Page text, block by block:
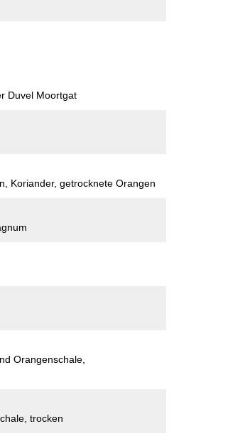
Duvel Moortgat
Koriander, getrocknete Orangen
Orangenschale,
trocken